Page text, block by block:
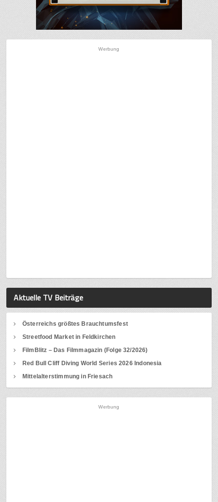
Werbung
Aktuelle TV Beiträge
Österreichs größtes Brauchtumsfest
Streetfood Market in Feldkirchen
FilmBlitz – Das Filmmagazin (Folge 32/2026)
Red Bull Cliff Diving World Series 2026 Indonesia
Mittelalterstimmung in Friesach
Werbung